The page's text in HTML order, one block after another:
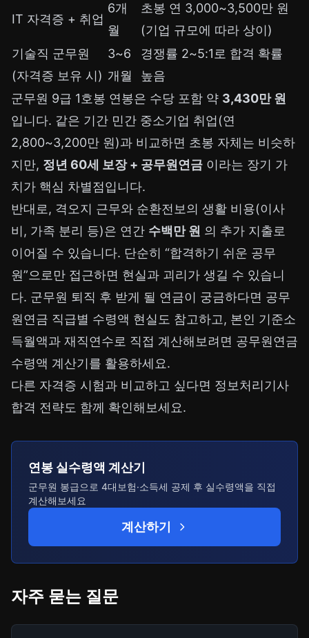
IT 자격증 + 취업
6개
월
초봉 연 3,000~3,500만 원
(기업 규모에 따라 상이)
기술직 군무원
(자격증 보유 시)
3~6
개월
경쟁률 2~5:1로 합격 확률
높음
군무원 9급 1호봉 연봉은 수당 포함 약 3,430만 원
입니다. 같은 기간 민간 중소기업 취업(연
2,800~3,200만 원)과 비교하면 초봉 자체는 비슷하
지만, 정년 60세 보장 + 공무원연금 이라는 장기 가
치가 핵심 차별점입니다.
반대로, 격오지 근무와 순환전보의 생활 비용(이사
비, 가족 분리 등)은 연간 수백만 원 의 추가 지출로
이어질 수 있습니다. 단순히 “합격하기 쉬운 공무
원”으로만 접근하면 현실과 괴리가 생길 수 있습니
다. 군무원 퇴직 후 받게 될 연금이 궁금하다면 공무
원연금 직급별 수령액 현실도 참고하고, 본인 기준소
득월액과 재직연수로 직접 계산해보려면 공무원연금
수령액 계산기를 활용하세요.
다른 자격증 시험과 비교하고 싶다면 정보처리기사
합격 전략도 함께 확인해보세요.
연봉 실수령액 계산기
군무원 봉급으로 4대보험·소득세 공제 후 실수령액을 직접
계산해보세요
계산하기
자주 묻는 질문